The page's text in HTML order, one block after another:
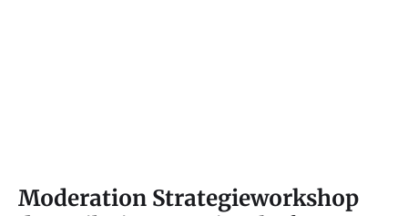
Moderation Strategieworkshop